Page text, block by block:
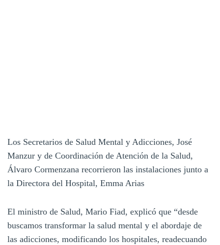
Los Secretarios de Salud Mental y Adicciones, José
Manzur y de Coordinación de Atención de la Salud,
Álvaro Cormenzana recorrieron las instalaciones junto a
la Directora del Hospital, Emma Arias
El ministro de Salud, Mario Fiad, explicó que “desde
buscamos transformar la salud mental y el abordaje de
las adicciones, modificando los hospitales, readecuando